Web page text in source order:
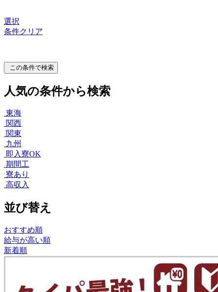
選択
条件クリア
この条件で検索
人気の条件から検索
東海
関西
関東
九州
即入寮OK
期間工
寮あり
高収入
並び替え
おすすめ順
給与が高い順
新着順